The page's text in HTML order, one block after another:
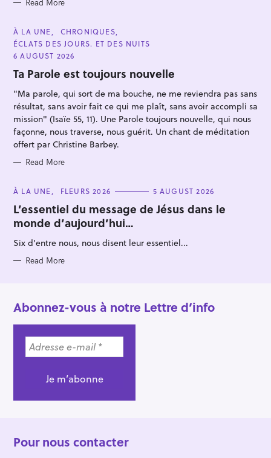
Read More
C
A
T
E
G
O
R
E
À LA UNE
CHRONIQUES
ÉCLATS DES JOURS. ET DES NUITS
6 AUGUST 2026
Ta Parole est toujours nouvelle
"Ma parole, qui sort de ma bouche, ne me reviendra pas sans
résultat, sans avoir fait ce qui me plaît, sans avoir accompli sa
mission" (Isaïe 55, 11). Une Parole toujours nouvelle, qui nous
façonne, nous traverse, nous guérit. Un chant de méditation
offert par Christine Barbey.
Read More
C
T
E
G
O
R
I
S
À LA UNE FLEURS 2026 5 AUGUST 2026
L’essentiel du message de Jésus dans le
monde d’aujourd’hui…
Six d'entre nous, nous disent leur essentiel...
Read More
Abonnez-vous à notre Lettre d’info
Pour nous contacter
e
a
r
c
h
f
o
r
: